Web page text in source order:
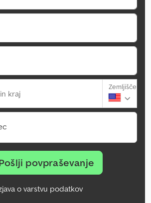
kraj
Zemljišče
povpraševanje
o varstvu podatkov